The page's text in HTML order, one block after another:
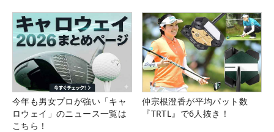
今年も男女プロが強い「キャ
ロウェイ」のニュース一覧は
こちら！
仲宗根澄香が平均パット数
『TRTL』で6人抜き！